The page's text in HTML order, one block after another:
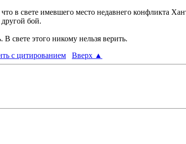
в свете имевшего место недавнего конфликта
бой.
свете этого никому нельзя верить.
с цитированием
Вверх ▲